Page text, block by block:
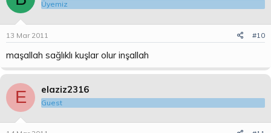
Üyemiz
13 Mar 2011 #10
maşallah sağlıklı kuşlar olur inşallah
E elaziz2316
Guest